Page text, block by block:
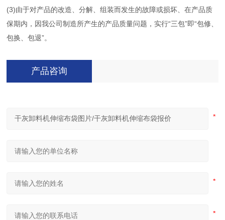
(3)由于对产品的改造、分解、组装而发生的故障或损坏、在产品质
保期内，因我公司制造所产生的产品质量问题，实行“三包”即“包修、
包换、包退”。
产品咨询